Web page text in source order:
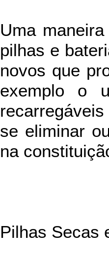
Uma
pilhas e
novos que
exemplo o
se eliminar
na
Pilhas Secas